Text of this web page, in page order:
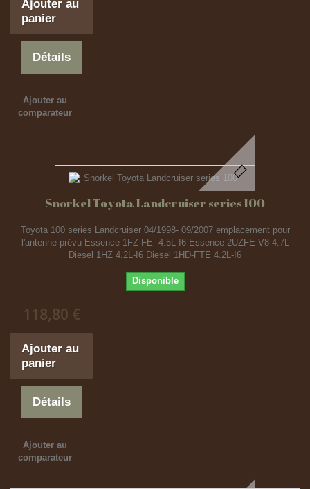
Ajouter au
panier
Détails
Ajouter au
comparateur
Snorkel Toyota Landcruiser series 100
Toyota 100 series Landcruiser 04/1998- 09/2007 emplacement pour
l'antenne prévu Essence 1FZ-FE 4.5L-I6 Essence 2UZFE V8 4.7L
Diesel 1HZ 4.2L-I6 Diesel 1HD-FTE 4.2L-I6
Disponible
118,80 €
Ajouter au
panier
Détails
Ajouter au
comparateur